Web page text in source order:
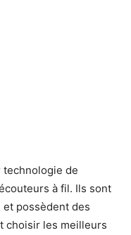
technologie de
à fil. Ils sont
possèdent des
choisir les meilleurs